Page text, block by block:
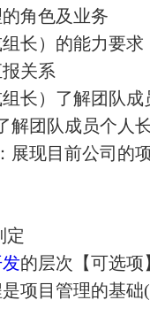
角色及业务
长）的能力要求
关系
长）了解团队
解团队成员个人
展现目前公司的
定
的层次【可选项
项目管理的基